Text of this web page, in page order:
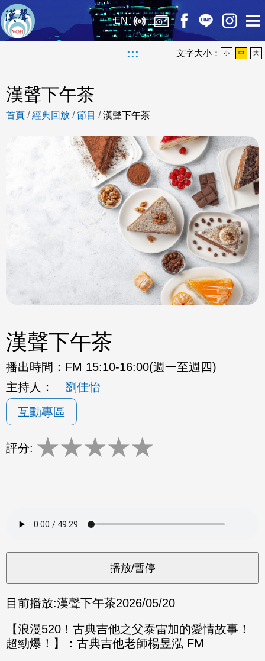
EN
::: 文字大小： 小 中 大
漢聲下午茶
首頁 /經典回放 /節目 /漢聲下午茶
漢聲下午茶
播出時間： FM 15:10-16:00(週一至週四)
主持人：
劉佳怡
互動專區
評分: ★★★★★
目前播放:漢聲下午茶2026/05/20
【浪漫520！古典吉他之父泰雷加的愛情故事！
超勁爆！】：古典吉他老師楊昱泓 FM